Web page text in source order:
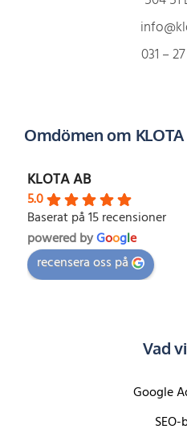
031 –
Omdömen om KLOTA
KLOTA AB
5.0
Baserat på 15 recensioner
powered byGoogle
recensera oss på
Vad
Google
SEO-